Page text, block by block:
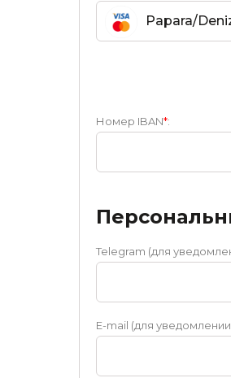
Papara/
Номер IBAN*:
Telegram (для
E-mail (для